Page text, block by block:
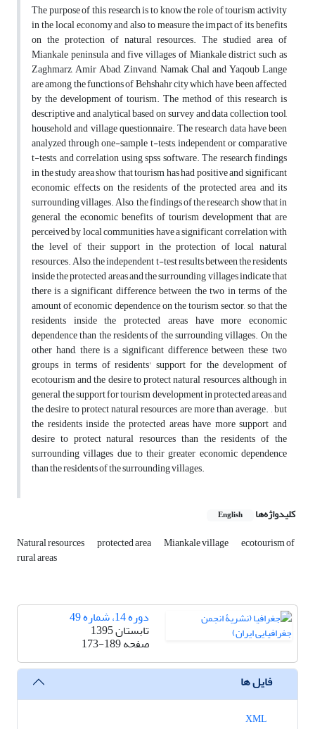
The purpose of this research is to know the role of tourism activity
in the local economy and also to measure the impact of its benefits
on the protection of natural resources. The studied area of
Miankale peninsula and five villages of Miankale district such as
Zaghmarz, Amir Abad, Zinvand, Namak Chal and Yaqoub Lange
are among the functions of Behshahr city which have been affected
by the development of tourism. The method of this research is
descriptive and analytical based on survey and data collection tool,
household and village questionnaire. The research data have been
analyzed through one-sample t-tests, independent or comparative
t-tests, and correlation using spss software. The research findings
in the study area show that tourism has had positive and significant
economic effects on the residents of the protected area and its
surrounding villages. Also, the findings of the research show that in
general, the economic benefits of tourism development that are
perceived by local communities have a significant correlation with
the level of their support in the protection of local natural
resources. Also, the independent t-test results between the residents
inside the protected areas and the surrounding villages indicate that
there is a significant difference between the two in terms of the
amount of economic dependence on the tourism sector, so that the
residents inside the protected areas have more economic
dependence than the residents of the surrounding villages. On the
other hand, there is a significant difference between these two
groups in terms of residents' support for the development of
ecotourism and the desire to protect natural resources, although in
general, the support for tourism development in protected areas and
the desire to protect natural resources are more than average. , but
the residents inside the protected areas have more support and
desire to protect natural resources than the residents of the
surrounding villages due to their greater economic dependence
than the residents of the surrounding villages.
کلیدواژه‌ها English
Natural resources protected area Miankale village ecotourism of
rural areas
دوره 14، شماره 49
تابستان 1395
صفحه173-189
فایل ها